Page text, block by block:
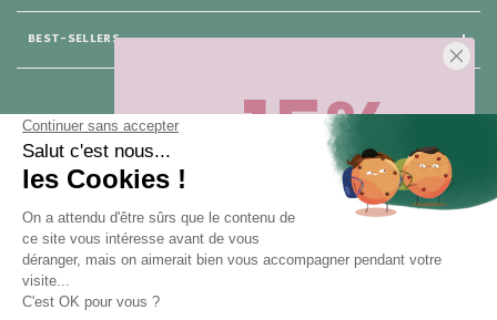
75 008 Paris
BEST-SELLERS
-15%
Sur votre première commande,
moment ! Désinscription en 1 clic, à
tout moment.